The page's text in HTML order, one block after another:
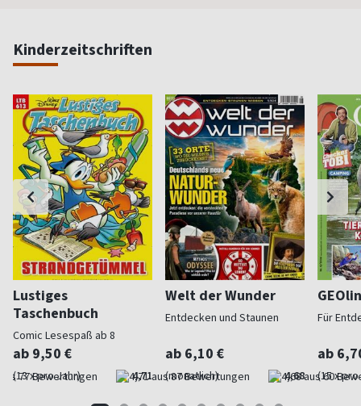
Kinderzeitschriften
Lustiges
Taschenbuch
Comic Lesespaß ab 8
ab 9,50 €
(13 x pro Jahr) 4,71
Welt der Wunder
Entdecken und Staunen
ab 6,10 €
(monatlich) 4,68
Für
ab
(15 x